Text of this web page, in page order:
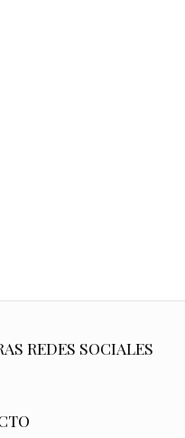
REDES SOCIALES